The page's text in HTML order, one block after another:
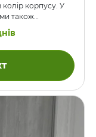
корпусу. У
також